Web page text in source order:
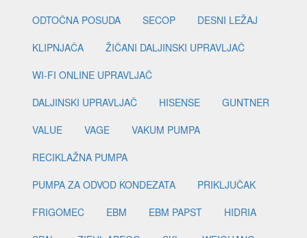
ODTOČNA POSUDA SECOP
DESNI LEŽAJ
KLIPNJAČA
ŽIČANI DALJINSKI UPRAVLJAČ
WI-FI ONLINE UPRAVLJAČ
DALJINSKI UPRAVLJAČ
HISENSE
GUNTNER
VALUE
VAGE
VAKUM PUMPA
RECIKLAŽNA PUMPA
PUMPA ZA ODVOD KONDEZATA
PRIKLJUČAK
FRIGOMEC
EBM EBM PAPST
HIDRIA